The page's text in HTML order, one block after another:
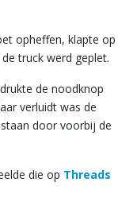
opheffen, klapte op
truck werd geplet.
de noodknop
verluidt was de
door voorbij de
die op Threads